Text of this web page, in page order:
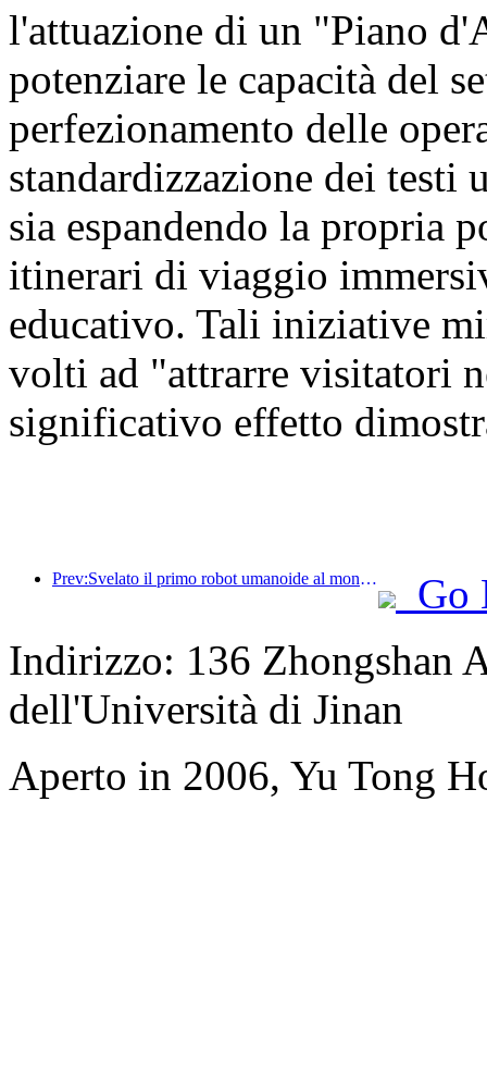
l'attuazione di un "Piano
potenziare le capacità del
perfezionamento delle
standardizzazione dei
sia espandendo la propria
itinerari di viaggio
educativo. Tali iniziative
volti ad "attrarre visitatori
significativo effetto
Prev:Svelato il primo robot umanoide al mondo specializzato nei servizi di ristorazione multi-scenario.
Go
Indirizzo: 136 Zhongshan
dell'Università di Jinan
Aperto in 2006, Yu Tong